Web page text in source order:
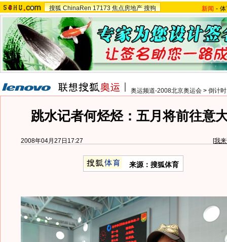
搜狐 ChinaRen 17173 焦点房地产 搜狗 新闻 -
奥运频道-2008北京奥运会 > 倒计
跳水记者何烃烃：五月将前往意
2008年04月27日17:27 [我
来源：搜狐体育